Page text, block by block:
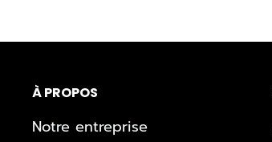
À PROPOS
Notre entreprise